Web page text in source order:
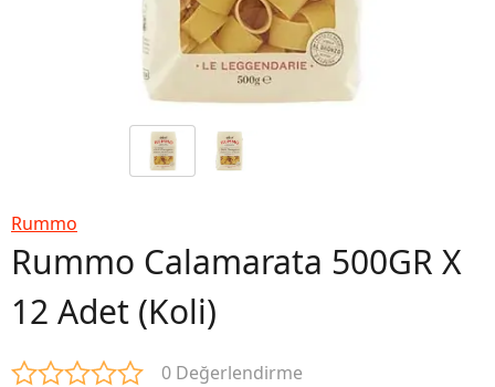
Rummo
Rummo Calamarata 500GR X
12 Adet (Koli)
0 Değerlendirme